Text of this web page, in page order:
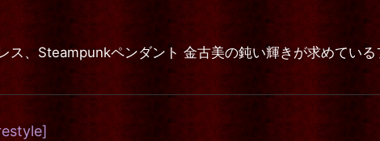
ス、Steampunkペンダント 金古美の鈍い輝きが求めてい
]